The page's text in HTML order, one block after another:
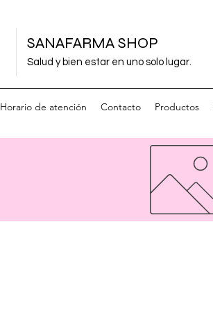
SANAFARMA SHOP
Salud y bien estar en uno solo lugar.
Horario de atención Contacto Productos